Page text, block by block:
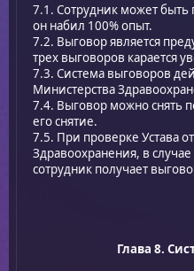
7.1. Сотрудник может
он набил 100% опыт.
7.2. Выговор является
трех выговоров карается
7.3. Система выговоров
Министерства
7.4. Выговор можно снять
его снятие.
7.5. При проверке Устава
Здравоохранения, в
сотрудник получает
Глава 8.